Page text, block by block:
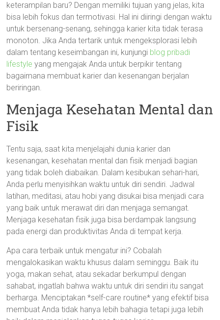
keterampilan baru? Dengan memiliki tujuan yang jelas, kita
bisa lebih fokus dan termotivasi. Hal ini diiringi dengan waktu
untuk bersenang-senang, sehingga karier kita tidak terasa
monoton. Jika Anda tertarik untuk mengeksplorasi lebih
dalam tentang keseimbangan ini, kunjungi blog pribadi
lifestyle yang mengajak Anda untuk berpikir tentang
bagaimana membuat karier dan kesenangan berjalan
beriringan.
Menjaga Kesehatan Mental dan
Fisik
Tentu saja, saat kita menjelajahi dunia karier dan
kesenangan, kesehatan mental dan fisik menjadi bagian
yang tidak boleh diabaikan. Dalam kesibukan sehari-hari,
Anda perlu menyisihkan waktu untuk diri sendiri. Jadwal
latihan, meditasi, atau hobi yang disukai bisa menjadi cara
yang baik untuk merawat diri dan menjaga semangat.
Menjaga kesehatan fisik juga bisa berdampak langsung
pada energi dan produktivitas Anda di tempat kerja.
Apa cara terbaik untuk mengatur ini? Cobalah
mengalokasikan waktu khusus dalam seminggu. Baik itu
yoga, makan sehat, atau sekadar berkumpul dengan
sahabat, ingatlah bahwa waktu untuk diri sendiri itu sangat
berharga. Menciptakan *self-care routine* yang efektif bisa
membuat Anda tidak hanya lebih bahagia tetapi juga lebih